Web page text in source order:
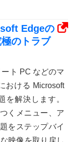
Edgeの
のトラブ
ート PC などのマ
おける Microsoft
を解決します。
くメニュー、ア
をステップバイ
映像を取り戻し